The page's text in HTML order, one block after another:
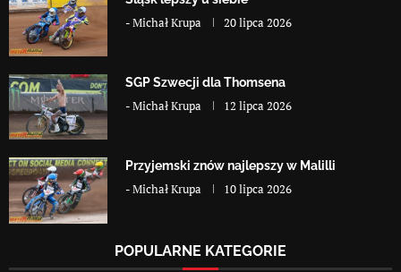
-Michał Krupa 20 lipca 2026
SGP Szwecji dla Thomsena
-Michał Krupa 12 lipca 2026
Przyjemski znów najlepszy w Malilli
-Michał Krupa 10 lipca 2026
POPULARNE KATEGORIE